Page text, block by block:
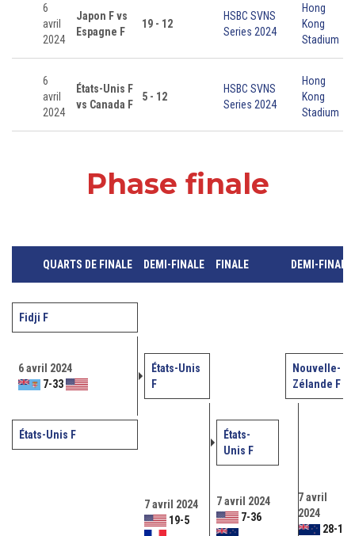
6
avril
2024
Japon F vs
Espagne F
19 - 12
HSBC SVNS
Series 2024
Hong
Kong
Stadium
6
avril
2024
États-Unis F
vs Canada F
5 - 12
HSBC SVNS
Series 2024
Hong
Kong
Stadium
Phase finale
QUARTS DE FINALE DEMI-FINALE FINALE DEMI-FINALE
Fidji F
6 avril 2024
7-33
États-Unis
F
Nouvelle-
Zélande F
7 avril 2024
19-5
7 avril
2024
28-14
États-Unis F
États-
Unis F
7 avril 2024
7-36